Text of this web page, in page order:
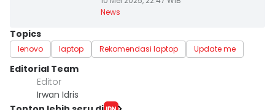
News
Topics
lenovo laptop Rekomendasi laptop Update me
Editorial Team
Editor
Irwan Idris